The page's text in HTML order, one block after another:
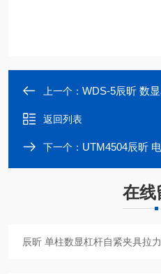
上一个： WDS-5辰昕 数
返回列表
下一个： UTM4504辰昕
在线